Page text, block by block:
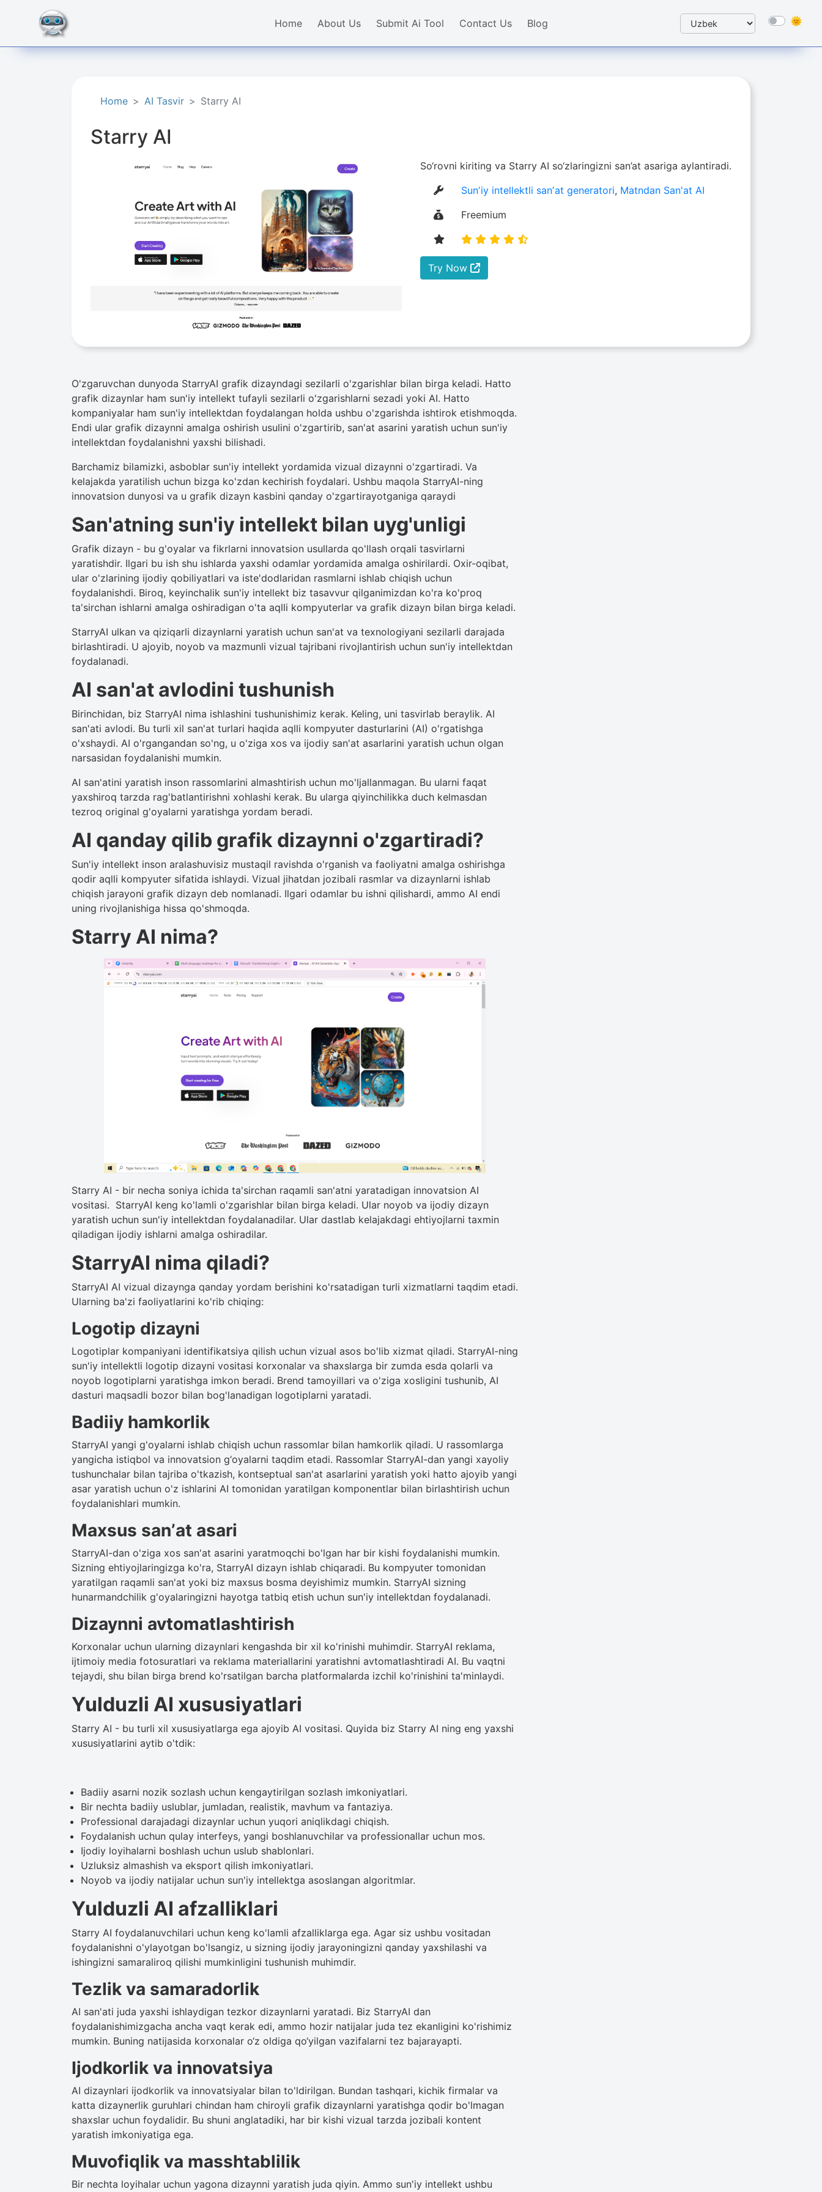
Home About Us Submit Ai Tool Contact Us Blog
Home AI Tasvir Starry AI
Starry AI
So‘rovni kiriting va Starry AI so‘zlaringizni san’at asariga aylantiradi.
Sunʼiy intellektli sanʼat generatori, Matndan San'at AI
Freemium
Try Now
O'zgaruvchan dunyoda StarryAI grafik dizayndagi sezilarli o'zgarishlar bilan birga keladi. Hatto
grafik dizaynlar ham sun'iy intellekt tufayli sezilarli o'zgarishlarni sezadi yoki AI. Hatto
kompaniyalar ham sun'iy intellektdan foydalangan holda ushbu o'zgarishda ishtirok etishmoqda.
Endi ular grafik dizaynni amalga oshirish usulini o'zgartirib, san'at asarini yaratish uchun sun'iy
intellektdan foydalanishni yaxshi bilishadi.
Barchamiz bilamizki, asboblar sun'iy intellekt yordamida vizual dizaynni o'zgartiradi. Va
kelajakda yaratilish uchun bizga ko'zdan kechirish foydalari. Ushbu maqola StarryAI-ning
innovatsion dunyosi va u grafik dizayn kasbini qanday o'zgartirayotganiga qaraydi
San'atning sun'iy intellekt bilan uyg'unligi
Grafik dizayn - bu g'oyalar va fikrlarni innovatsion usullarda qo'llash orqali tasvirlarni
yaratishdir. Ilgari bu ish shu ishlarda yaxshi odamlar yordamida amalga oshirilardi. Oxir-oqibat,
ular o'zlarining ijodiy qobiliyatlari va iste'dodlaridan rasmlarni ishlab chiqish uchun
foydalanishdi. Biroq, keyinchalik sun'iy intellekt biz tasavvur qilganimizdan ko'ra ko'proq
ta'sirchan ishlarni amalga oshiradigan o'ta aqlli kompyuterlar va grafik dizayn bilan birga keladi.
StarryAI ulkan va qiziqarli dizaynlarni yaratish uchun san'at va texnologiyani sezilarli darajada
birlashtiradi. U ajoyib, noyob va mazmunli vizual tajribani rivojlantirish uchun sun'iy intellektdan
foydalanadi.
AI san'at avlodini tushunish
Birinchidan, biz StarryAI nima ishlashini tushunishimiz kerak. Keling, uni tasvirlab beraylik. AI
san'ati avlodi. Bu turli xil san'at turlari haqida aqlli kompyuter dasturlarini (AI) o'rgatishga
o'xshaydi. AI o'rgangandan so'ng, u o'ziga xos va ijodiy san'at asarlarini yaratish uchun olgan
narsasidan foydalanishi mumkin.
AI san'atini yaratish inson rassomlarini almashtirish uchun mo'ljallanmagan. Bu ularni faqat
yaxshiroq tarzda rag'batlantirishni xohlashi kerak. Bu ularga qiyinchilikka duch kelmasdan
tezroq original g'oyalarni yaratishga yordam beradi.
AI qanday qilib grafik dizaynni o'zgartiradi?
Sun'iy intellekt inson aralashuvisiz mustaqil ravishda o'rganish va faoliyatni amalga oshirishga
qodir aqlli kompyuter sifatida ishlaydi. Vizual jihatdan jozibali rasmlar va dizaynlarni ishlab
chiqish jarayoni grafik dizayn deb nomlanadi. Ilgari odamlar bu ishni qilishardi, ammo AI endi
uning rivojlanishiga hissa qo'shmoqda.
Starry AI nima?
Starry AI - bir necha soniya ichida ta'sirchan raqamli san'atni yaratadigan innovatsion AI
vositasi. StarryAI keng ko'lamli o'zgarishlar bilan birga keladi. Ular noyob va ijodiy dizayn
yaratish uchun sun'iy intellektdan foydalanadilar. Ular dastlab kelajakdagi ehtiyojlarni taxmin
qiladigan ijodiy ishlarni amalga oshiradilar.
StarryAI nima qiladi?
StarryAI AI vizual dizaynga qanday yordam berishini ko'rsatadigan turli xizmatlarni taqdim etadi.
Ularning ba'zi faoliyatlarini ko'rib chiqing:
Logotip dizayni
Logotiplar kompaniyani identifikatsiya qilish uchun vizual asos bo'lib xizmat qiladi. StarryAI-ning
sun'iy intellektli logotip dizayni vositasi korxonalar va shaxslarga bir zumda esda qolarli va
noyob logotiplarni yaratishga imkon beradi. Brend tamoyillari va o'ziga xosligini tushunib, AI
dasturi maqsadli bozor bilan bog'lanadigan logotiplarni yaratadi.
Badiiy hamkorlik
StarryAI yangi g'oyalarni ishlab chiqish uchun rassomlar bilan hamkorlik qiladi. U rassomlarga
yangicha istiqbol va innovatsion g‘oyalarni taqdim etadi. Rassomlar StarryAI-dan yangi xayoliy
tushunchalar bilan tajriba o'tkazish, kontseptual san'at asarlarini yaratish yoki hatto ajoyib yangi
asar yaratish uchun o'z ishlarini AI tomonidan yaratilgan komponentlar bilan birlashtirish uchun
foydalanishlari mumkin.
Maxsus sanʼat asari
StarryAI-dan o'ziga xos san'at asarini yaratmoqchi bo'lgan har bir kishi foydalanishi mumkin.
Sizning ehtiyojlaringizga ko'ra, StarryAI dizayn ishlab chiqaradi. Bu kompyuter tomonidan
yaratilgan raqamli san'at yoki biz maxsus bosma deyishimiz mumkin. StarryAI sizning
hunarmandchilik g'oyalaringizni hayotga tatbiq etish uchun sun'iy intellektdan foydalanadi.
Dizaynni avtomatlashtirish
Korxonalar uchun ularning dizaynlari kengashda bir xil ko'rinishi muhimdir. StarryAI reklama,
ijtimoiy media fotosuratlari va reklama materiallarini yaratishni avtomatlashtiradi AI. Bu vaqtni
tejaydi, shu bilan birga brend ko'rsatilgan barcha platformalarda izchil ko'rinishini ta'minlaydi.
Yulduzli AI xususiyatlari
Starry AI - bu turli xil xususiyatlarga ega ajoyib AI vositasi. Quyida biz Starry AI ning eng yaxshi
xususiyatlarini aytib o'tdik:
Badiiy asarni nozik sozlash uchun kengaytirilgan sozlash imkoniyatlari.
Bir nechta badiiy uslublar, jumladan, realistik, mavhum va fantaziya.
Professional darajadagi dizaynlar uchun yuqori aniqlikdagi chiqish.
Foydalanish uchun qulay interfeys, yangi boshlanuvchilar va professionallar uchun mos.
Ijodiy loyihalarni boshlash uchun uslub shablonlari.
Uzluksiz almashish va eksport qilish imkoniyatlari.
Noyob va ijodiy natijalar uchun sun'iy intellektga asoslangan algoritmlar.
Yulduzli AI afzalliklari
Starry AI foydalanuvchilari uchun keng ko'lamli afzalliklarga ega. Agar siz ushbu vositadan
foydalanishni o'ylayotgan bo'lsangiz, u sizning ijodiy jarayoningizni qanday yaxshilashi va
ishingizni samaraliroq qilishi mumkinligini tushunish muhimdir.
Tezlik va samaradorlik
AI san'ati juda yaxshi ishlaydigan tezkor dizaynlarni yaratadi. Biz StarryAI dan
foydalanishimizgacha ancha vaqt kerak edi, ammo hozir natijalar juda tez ekanligini ko'rishimiz
mumkin. Buning natijasida korxonalar o‘z oldiga qo‘yilgan vazifalarni tez bajarayapti.
Ijodkorlik va innovatsiya
AI dizaynlari ijodkorlik va innovatsiyalar bilan to'ldirilgan. Bundan tashqari, kichik firmalar va
katta dizaynerlik guruhlari chindan ham chiroyli grafik dizaynlarni yaratishga qodir bo'lmagan
shaxslar uchun foydalidir. Bu shuni anglatadiki, har bir kishi vizual tarzda jozibali kontent
yaratish imkoniyatiga ega.
Muvofiqlik va masshtablilik
Bir nechta loyihalar uchun yagona dizaynni yaratish juda qiyin. Ammo sun'iy intellekt ushbu